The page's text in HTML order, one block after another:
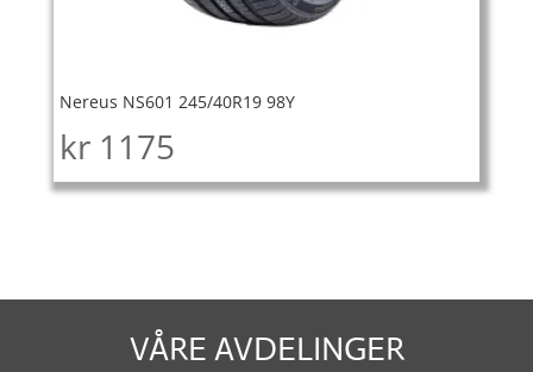
Nereus NS601 245/40R19 98Y
kr 1175
VÅRE AVDELINGER